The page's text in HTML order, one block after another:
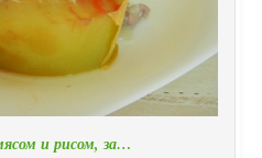
и рисом, за…